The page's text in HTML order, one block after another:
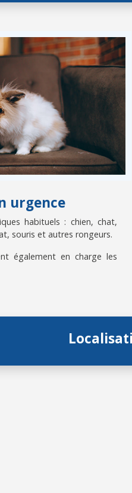
urgence
habituels : chien, chat,
souris et autres rongeurs.
également en charge les